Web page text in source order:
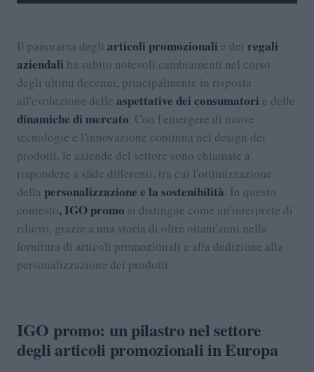
Il panorama degli articoli promozionali e dei regali
aziendali ha subito notevoli cambiamenti nel corso
degli ultimi decenni, principalmente in risposta
all'evoluzione delle aspettative dei consumatori e delle
dinamiche di mercato. Con l'emergere di nuove
tecnologie e l'innovazione continua nel design dei
prodotti, le aziende del settore sono chiamate a
rispondere a sfide differenti, tra cui l'ottimizzazione
della personalizzazione e la sostenibilità. In questo
contesto, IGO promo si distingue come un'interprete di
rilievo, grazie a una storia di oltre ottant'anni nella
fornitura di articoli promozionali e alla dedizione alla
personalizzazione dei prodotti.
IGO promo: un pilastro nel settore
degli articoli promozionali in Europa